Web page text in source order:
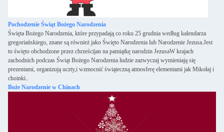
Pochodzenie Świąt Bożego Narodzenia
Święta Bożego Narodzenia, które przypadają co roku 25 grudnia według kalendarza
gregoriańskiego, znane są również jako Święto Narodzenia lub Narodzenie Jezusa.Jest
to święto obchodzone przez chrześcijan na pamiątkę narodzin JezusaW krajach
zachodnich podczas Świąt Bożego Narodzenia ludzie zazwyczaj wymieniają się
prezentami, organizują uczty,i wzmocnić świąteczną atmosferę elementami jak Mikołaj i
choinki..
Boże Narodzenie w Chinach